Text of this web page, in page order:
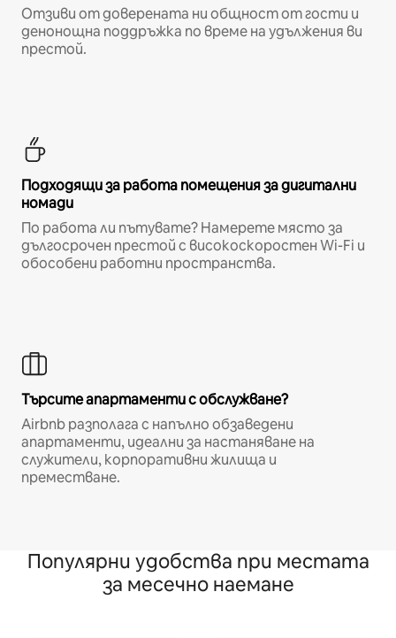
Отзиви от доверената ни общност от гости и
денонощна поддръжка по време на удължения ви
престой.
Подходящи за работа помещения за дигитални
номади
По работа ли пътувате? Намерете място за
дългосрочен престой с високоскоростен Wi-Fi и
обособени работни пространства.
Търсите апартаменти с обслужване?
Airbnb разполага с напълно обзаведени
апартаменти, идеални за настаняване на
служители, корпоративни жилища и
преместване.
Популярни удобства при местата
за месечно наемане